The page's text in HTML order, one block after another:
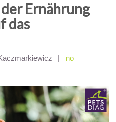
Ernährung
das
|
no